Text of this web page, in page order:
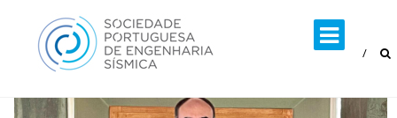
content